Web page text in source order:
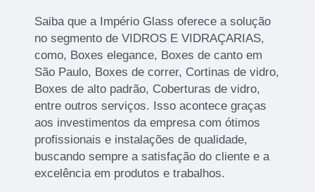
Saiba que a Império Glass oferece a solução
no segmento de VIDROS E VIDRAÇARIAS,
como, Boxes elegance, Boxes de canto em
São Paulo, Boxes de correr, Cortinas de vidro,
Boxes de alto padrão, Coberturas de vidro,
entre outros serviços. Isso acontece graças
aos investimentos da empresa com ótimos
profissionais e instalações de qualidade,
buscando sempre a satisfação do cliente e a
excelência em produtos e trabalhos.